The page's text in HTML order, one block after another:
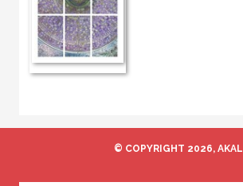
© COPYRIGHT 2026, AKAL